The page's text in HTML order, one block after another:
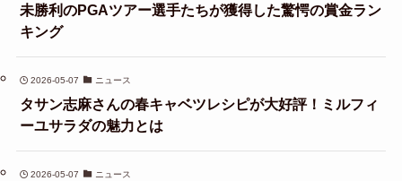
未勝利のPGAツアー選手たちが獲得した驚愕の賞金ラン
キング
2026-05-07 ニュース
タサン志麻さんの春キャベツレシピが大好評！ミルフィ
ーユサラダの魅力とは
2026-05-07 ニュース